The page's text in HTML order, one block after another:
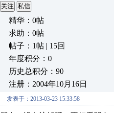
关注 私信
精华：0帖
求助：0帖
帖子：1帖 | 15回
年度积分：0
历史总积分：90
注册：2004年10月16日
发表于：2013-03-23 15:33:58